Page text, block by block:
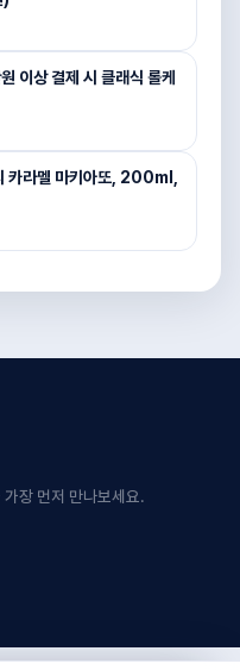
이상 결제 시 클래식 롤케
카라멜 마키아또, 200ml,
장 먼저 만나보세요.